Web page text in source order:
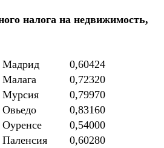
налога на недвижимость,
Мадрид
0,60424
Малага
0,72320
Мурсия
0,79970
Овьедо
0,83160
Оуренсе
0,54000
Паленсия
0,60280